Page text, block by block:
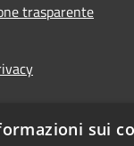
trasparente
accessibilitàsui